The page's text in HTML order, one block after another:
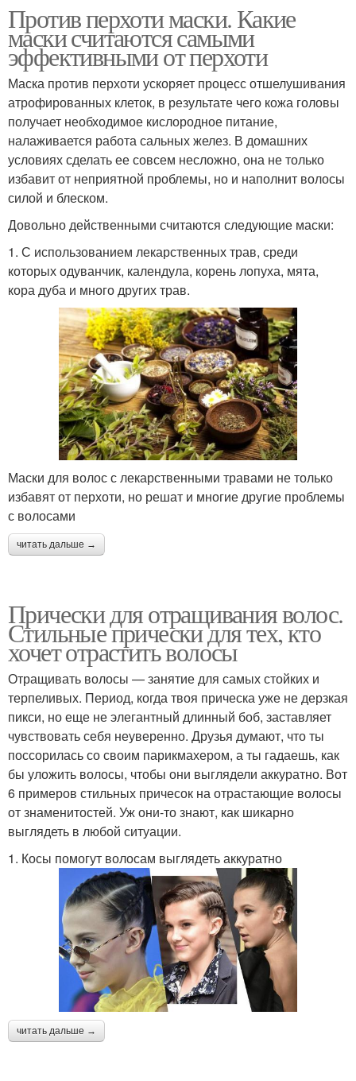
Против перхоти маски. Какие
маски считаются самыми
эффективными от перхоти
Маска против перхоти ускоряет процесс отшелушивания
атрофированных клеток, в результате чего кожа головы
получает необходимое кислородное питание,
налаживается работа сальных желез. В домашних
условиях сделать ее совсем несложно, она не только
избавит от неприятной проблемы, но и наполнит волосы
силой и блеском.
Довольно действенными считаются следующие маски:
1. С использованием лекарственных трав, среди
которых одуванчик, календула, корень лопуха, мята,
кора дуба и много других трав.
Маски для волос с лекарственными травами не только
избавят от перхоти, но решат и многие другие проблемы
с волосами
читать дальше →
Прически для отращивания волос.
Стильные прически для тех, кто
хочет отрастить волосы
Отращивать волосы — занятие для самых стойких и
терпеливых. Период, когда твоя прическа уже не дерзкая
пикси, но еще не элегантный длинный боб, заставляет
чувствовать себя неуверенно. Друзья думают, что ты
поссорилась со своим парикмахером, а ты гадаешь, как
бы уложить волосы, чтобы они выглядели аккуратно. Вот
6 примеров стильных причесок на отрастающие волосы
от знаменитостей. Уж они-то знают, как шикарно
выглядеть в любой ситуации.
1. Косы помогут волосам выглядеть аккуратно
читать дальше →